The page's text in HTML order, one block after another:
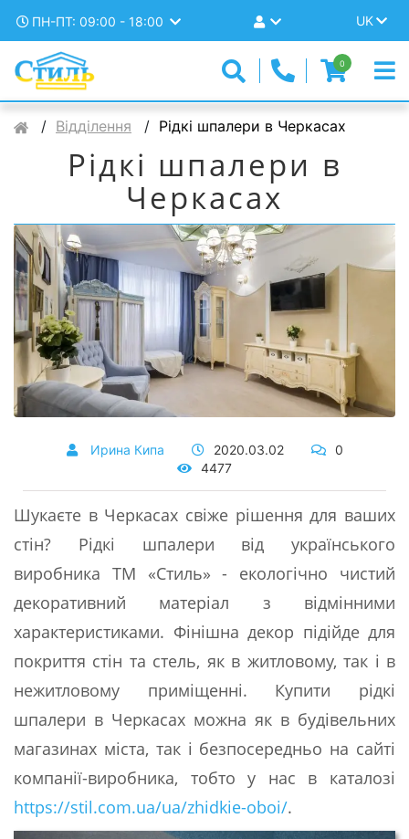
ПН-ПТ: 09:00 - 18:00 UK
0
Відділення Рідкі шпалери в Черкасах
Рідкі шпалери в
Черкасах
Ирина Кипа 2020.03.02
0
4477
Шукаєте в Черкасах свіже рішення для ваших
стін? Рідкі шпалери від українського
виробника ТМ «Стиль» - екологічно чистий
декоративний матеріал з відмінними
характеристиками. Фінішна декор підійде для
покриття стін та стель, як в житловому, так і в
нежитловому приміщенні. Купити рідкі
шпалери в Черкасах можна як в будівельних
магазинах міста, так і безпосередньо на сайті
компанії-виробника, тобто у нас в каталозі
https://stil.com.ua/ua/zhidkie-oboi/.